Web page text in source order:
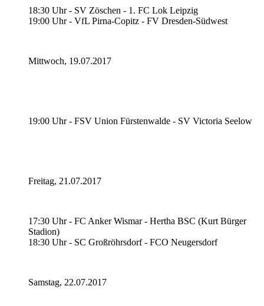
18:30 Uhr - SV Zöschen - 1. FC Lok Leipzig
19:00 Uhr - VfL Pirna-Copitz - FV Dresden-Südwest
Mittwoch, 19.07.2017
19:00 Uhr - FSV Union Fürstenwalde - SV Victoria Seelow
Freitag, 21.07.2017
17:30 Uhr - FC Anker Wismar - Hertha BSC (Kurt Bürger
Stadion)
18:30 Uhr - SC Großröhrsdorf - FCO Neugersdorf
Samstag, 22.07.2017